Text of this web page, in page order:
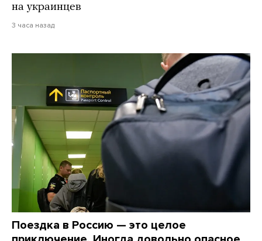
на украинцев
3 часа назад
Поездка в Россию — это целое